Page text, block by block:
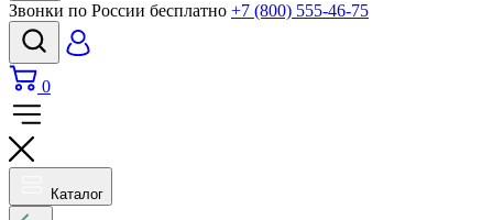
Звонки по России бесплатно +7 (800) 555-46-75
0
Каталог